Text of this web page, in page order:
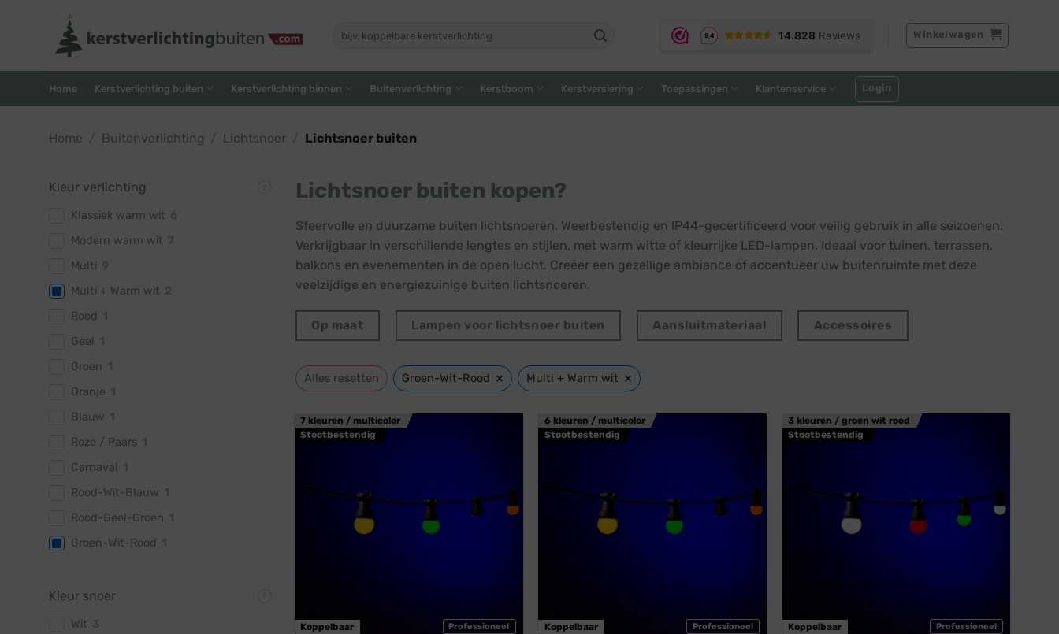
naar:
Winkelwagen
Home Kerstverlichting buiten Kerstverlichting binnen Buitenverlichting Kerstboom Kerstversiering Toepassingen Klantenservice Login
Home Buitenverlichting Lichtsnoer Lichtsnoer buiten
Kleur verlichting
Klassiek warm wit
Modern warm wit
Multi
Multi + Warm wit
Rood
Geel
Groen
Oranje
Blauw
Roze / Paars
Carnaval
Rood-Wit-Blauw
Rood-Geel-Groen
Groen-Wit-Rood
Kleur snoer
Wit
Lichtsnoer buiten kopen?
Sfeervolle en duurzame buiten lichtsnoeren. Weerbestendig en IP44-gecertificeerd voor veilig gebruik in alle seizoenen.
Verkrijgbaar in verschillende lengtes en stijlen, met warm witte of kleurrijke LED-lampen. Ideaal voor tuinen, terrassen,
balkons en evenementen in de open lucht. Creëer een gezellige ambiance of accentueer uw buitenruimte met deze
veelzijdige en energiezuinige buiten lichtsnoeren.
Op maat Lampen voor lichtsnoer buiten Aansluitmateriaal Accessoires
Alles resetten Groen-Wit-Rood × Multi + Warm wit ×
7 kleuren / multicolor
Stootbestendig
Professioneel
Koppelbaar
6 kleuren / multicolor
Stootbestendig
Professioneel
Koppelbaar
3 kleuren / groen wit rood
Stootbestendig
Professioneel
Koppelbaar